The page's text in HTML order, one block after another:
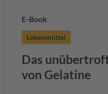
E-Book
Lebensmittel
Das
von Gelatine